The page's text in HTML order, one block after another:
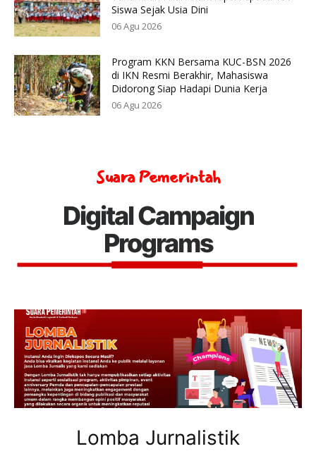
Siswa Sejak Usia Dini
06 Agu 2026
Program KKN Bersama KUC-BSN 2026
di IKN Resmi Berakhir, Mahasiswa
Didorong Siap Hadapi Dunia Kerja
06 Agu 2026
Suara Pemerintah
Digital Campaign
Programs
Lomba Jurnalistik